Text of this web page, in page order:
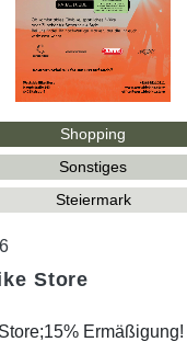
Shopping
Sonstiges
Steiermark
Store
Ermäßigung!